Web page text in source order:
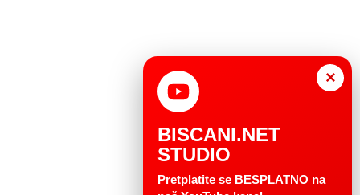
×
BISCANI.NET
STUDIO
Pretplatite se BESPLATNO na